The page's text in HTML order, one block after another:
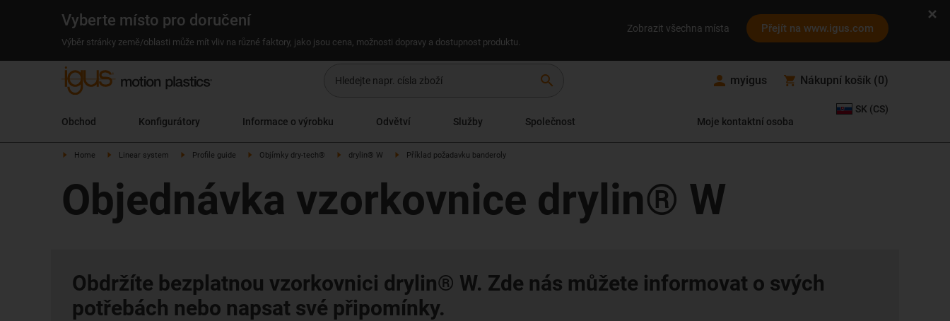
Vyberte místo pro doručení
Výběr stránky země/oblasti může mít vliv na různé faktory, jako jsou cena, možnosti dopravy a dostupnost produktu.
Zobrazit všechna místa Přejít na www.igus.com
search myigus Nákupní košík (0)
Obchod Konfigurátory Informace o výrobku Odvětví Služby Společnost Moje kontaktní osoba
SK (CS)
Home Linear system Profile guide Objímky dry-tech® drylin® W Příklad požadavku banderoly
Objednávka vzorkovnice drylin® W
Obdržíte bezplatnou vzorkovnici drylin® W. Zde nás můžete informovat o svých
potřebách nebo napsat své připomínky.